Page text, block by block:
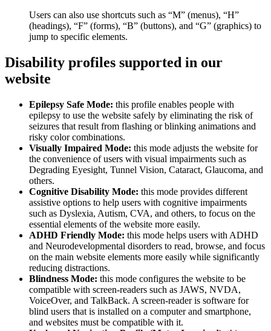
Users can also use shortcuts such as “M” (menus), “H”
(headings), “F” (forms), “B” (buttons), and “G” (graphics) to
jump to specific elements.
Disability profiles supported in our
website
Epilepsy Safe Mode: this profile enables people with
epilepsy to use the website safely by eliminating the risk of
seizures that result from flashing or blinking animations and
risky color combinations.
Visually Impaired Mode: this mode adjusts the website for
the convenience of users with visual impairments such as
Degrading Eyesight, Tunnel Vision, Cataract, Glaucoma, and
others.
Cognitive Disability Mode: this mode provides different
assistive options to help users with cognitive impairments
such as Dyslexia, Autism, CVA, and others, to focus on the
essential elements of the website more easily.
ADHD Friendly Mode: this mode helps users with ADHD
and Neurodevelopmental disorders to read, browse, and focus
on the main website elements more easily while significantly
reducing distractions.
Blindness Mode: this mode configures the website to be
compatible with screen-readers such as JAWS, NVDA,
VoiceOver, and TalkBack. A screen-reader is software for
blind users that is installed on a computer and smartphone,
and websites must be compatible with it.